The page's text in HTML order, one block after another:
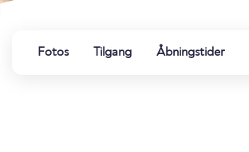
Fotos Tilgang Åbningstider